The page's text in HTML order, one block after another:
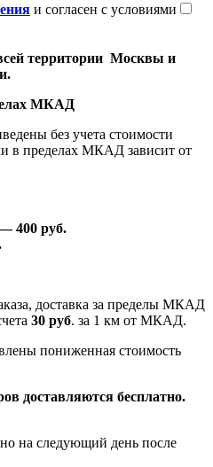
и согласен с условиями
территории Москвы и
МКАД
без учета стоимости
в пределах МКАД зависит от
—400 руб.
доставка за пределы МКАД
30 руб. за 1 км от МКАД.
пониженная стоимость
доставляются бесплатно.
на следующий день после